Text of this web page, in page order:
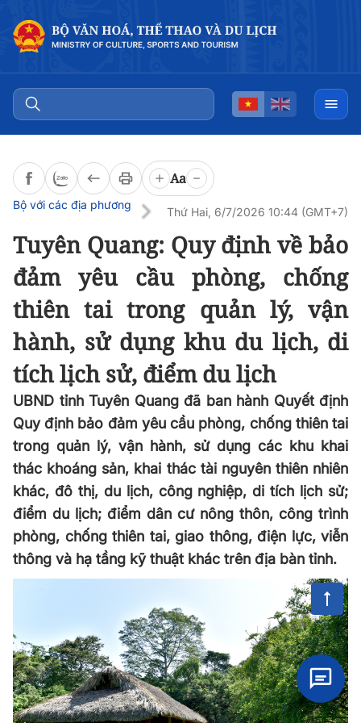
Aa
Bộ với các địa phương
Thứ Hai, 6/7/2026 10:44 (GMT+7)
Tuyên Quang: Quy định về bảo
đảm yêu cầu phòng, chống
thiên tai trong quản lý, vận
hành, sử dụng khu du lịch, di
tích lịch sử, điểm du lịch
UBND tỉnh Tuyên Quang đã ban hành Quyết định
Quy định bảo đảm yêu cầu phòng, chống thiên tai
trong quản lý, vận hành, sử dụng các khu khai
thác khoáng sản, khai thác tài nguyên thiên nhiên
khác, đô thị, du lịch, công nghiệp, di tích lịch sử;
điểm du lịch; điểm dân cư nông thôn, công trình
phòng, chống thiên tai, giao thông, điện lực, viễn
thông và hạ tầng kỹ thuật khác trên địa bàn tỉnh.
Đọc bài